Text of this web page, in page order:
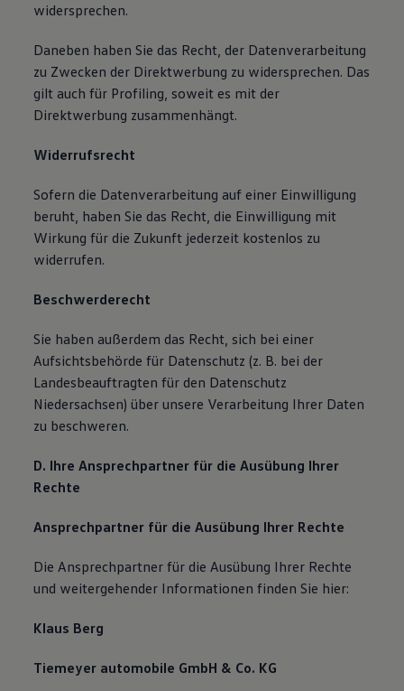
widersprechen.
Daneben haben Sie das Recht, der Datenverarbeitung
zu Zwecken der Direktwerbung zu widersprechen. Das
gilt auch für Profiling, soweit es mit der
Direktwerbung zusammenhängt.
Widerrufsrecht
Sofern die Datenverarbeitung auf einer Einwilligung
beruht, haben Sie das Recht, die Einwilligung mit
Wirkung für die Zukunft jederzeit kostenlos zu
widerrufen.
Beschwerderecht
Sie haben außerdem das Recht, sich bei einer
Aufsichtsbehörde für Datenschutz (z. B. bei der
Landesbeauftragten für den Datenschutz
Niedersachsen) über unsere Verarbeitung Ihrer Daten
zu beschweren.
D. Ihre Ansprechpartner für die Ausübung Ihrer
Rechte
Ansprechpartner für die Ausübung Ihrer Rechte
Die Ansprechpartner für die Ausübung Ihrer Rechte
und weitergehender Informationen finden Sie hier:
Klaus Berg
Tiemeyer automobile GmbH & Co. KG